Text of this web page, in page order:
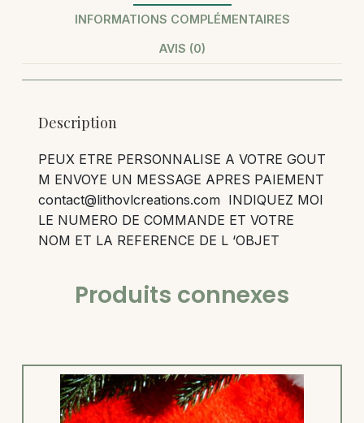
INFORMATIONS COMPLÉMENTAIRES
AVIS (0)
Description
PEUX ETRE PERSONNALISE A VOTRE GOUT
M ENVOYE UN MESSAGE APRES PAIEMENT
contact@lithovlcreations.com INDIQUEZ MOI
LE NUMERO DE COMMANDE ET VOTRE
NOM ET LA REFERENCE DE L ‘OBJET
Produits connexes